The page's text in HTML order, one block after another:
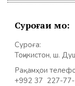
Суроғаи мо:
Суроға:
Тоҷикистон, ш.
Рақамҳои
+992 37 227-